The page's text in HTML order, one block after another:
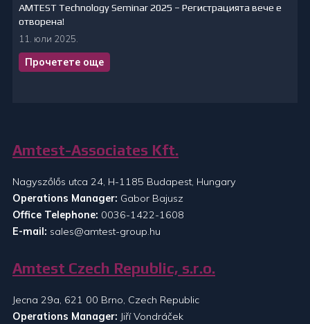
AMTEST Technology Seminar 2025 – Регистрацията вече е
отворена!
11. юли 2025.
Прочетете още
Amtest-Associates Kft.
Nagyszőlős utca 24, H-1185 Budapest, Hungary
Operations Manager: Gabor Bajusz
Office Telephone: 0036-1422-1608
E-mail: sales@amtest-group.hu
Amtest Czech Republic, s.r.o.
Jecna 29a, 621 00 Brno, Czech Republic
Operations Manager: Jiří Vondráček